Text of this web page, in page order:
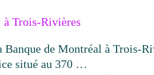
à Trois-Rivières
Banque de Montréal à Trois-
situé au 370 …